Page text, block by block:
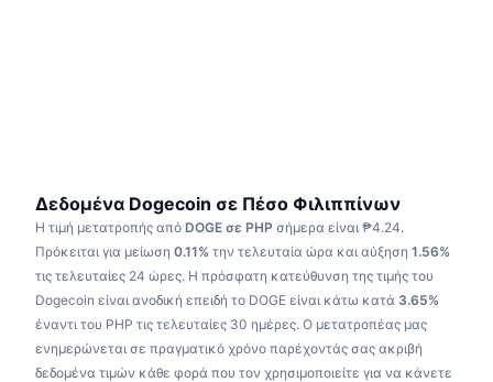
Αθλητισμός
Οικονομικά
Τεχνολογία
Τεχνική ανάλυση
RSI
MACD
Παράγωγα
Έρευνα
Βίντεο
Γλωσσάριο
Καμπάνιες
Δεδομένα Dogecoin σε Πέσο Φιλιππίνων
Η τιμή μετατροπής από DOGE σε PHP σήμερα είναι ₱4.24.
Πρόκειται για μείωση 0.11% την τελευταία ώρα και αύξηση 1.56%
τις τελευταίες 24 ώρες. Η πρόσφατη κατεύθυνση της τιμής του
Dogecoin είναι ανοδική επειδή το DOGE είναι κάτω κατά 3.65%
έναντι του PHP τις τελευταίες 30 ημέρες. Ο μετατροπέας μας
ενημερώνεται σε πραγματικό χρόνο παρέχοντάς σας ακριβή
δεδομένα τιμών κάθε φορά που τον χρησιμοποιείτε για να κάνετε